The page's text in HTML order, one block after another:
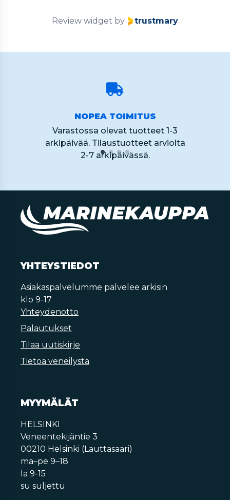
Review widget by trustmary
NOPEA TOIMITUS
Varastossa olevat tuotteet 1-3
arkipäivää. Tilaustuotteet arviolta
2-7 arkipäivässä.
YHTEYSTIEDOT
Asiakaspalvelumme palvelee arkisin
klo 9-17
Yhteydenotto
Palautukset
Tilaa uutiskirje
Tietoa veneilystä
MYYMÄLÄT
HELSINKI
Veneentekijäntie 3
00210 Helsinki (Lauttasaari)
ma–pe 9–18
la 9-15
su suljettu